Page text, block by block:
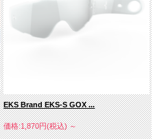
EKS Brand EKS-S GOX ...
価格:1,870円(税込)～